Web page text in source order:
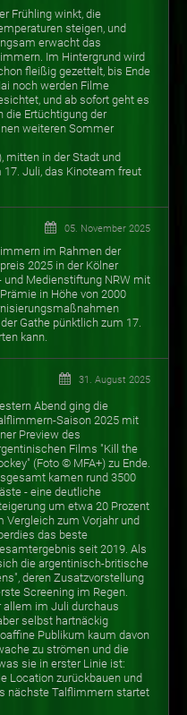
Frühling winkt, die
steigen, und
erwacht das
Im Hintergrund wird
fleißig gezettelt, bis Ende
noch werden Filme
und ab sofort geht es
die Ertüchtigung der
weiteren Sommer
mitten in der Stadt und
Juli, das Kinoteam freut
05. November 2025
im Rahmen der
2025 in der Kölner
und Medienstiftung NRW mit
in Höhe von 2000
Gathe pünktlich zum 17.
kann.
31. August 2025
Abend ging die
Saison 2025 mit
Preview des
Films "Kill the
(Foto © MFA+) zu Ende.
kamen rund 3500
- eine deutliche
um etwa 20 Prozent
Vergleich zum Vorjahr und
das beste
seit 2019. Als
die argentinisch-britische
deren Zusatzvorstellung
Screening im Regen.
allem im Juli durchaus
selbst hartnäckig
Publikum kaum davon
zu strömen und die
sie in erster Linie ist:
Location zurückbauen und
nächste Talflimmern startet